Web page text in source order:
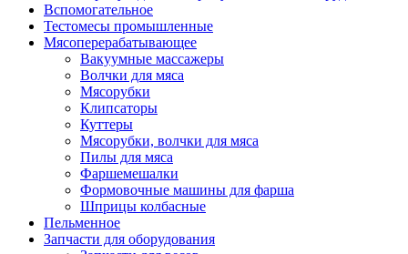
Вспомогательное
Тестомесы промышленные
Мясоперерабатывающее
Вакуумные массажеры
Волчки для мяса
Мясорубки
Клипсаторы
Куттеры
Мясорубки, волчки для мяса
Пилы для мяса
Фаршемешалки
Формовочные машины для фарша
Шприцы колбасные
Пельменное
Запчасти для оборудования